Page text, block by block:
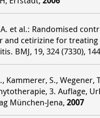
et al.: Randomised
and cetirizine for treating
BMJ, 19, 324 (7330),
Kammerer, S., Wegener,
3. Auflage,
München-Jena, 2007